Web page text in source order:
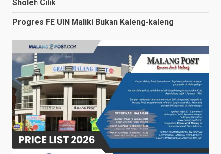
Sholeh Cilik
Progres FE UIN Maliki Bukan Kaleng-kaleng